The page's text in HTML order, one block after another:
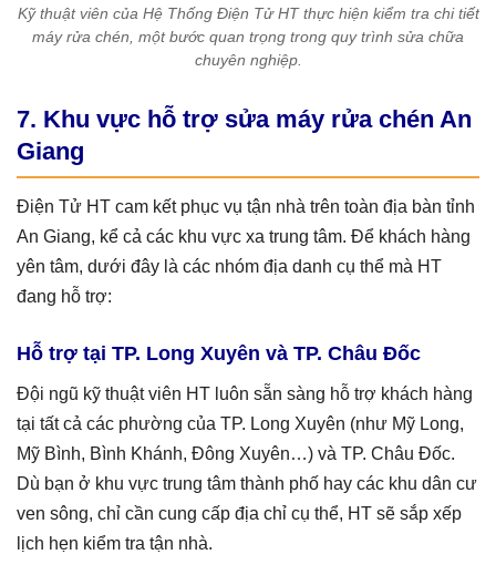
Kỹ thuật viên của Hệ Thống Điện Tử HT thực hiện kiểm tra chi tiết
máy rửa chén, một bước quan trọng trong quy trình sửa chữa
chuyên nghiệp.
7. Khu vực hỗ trợ sửa máy rửa chén An
Giang
Điện Tử HT cam kết phục vụ tận nhà trên toàn địa bàn tỉnh
An Giang, kể cả các khu vực xa trung tâm. Để khách hàng
yên tâm, dưới đây là các nhóm địa danh cụ thể mà HT
đang hỗ trợ:
Hỗ trợ tại TP. Long Xuyên và TP. Châu Đốc
Đội ngũ kỹ thuật viên HT luôn sẵn sàng hỗ trợ khách hàng
tại tất cả các phường của TP. Long Xuyên (như Mỹ Long,
Mỹ Bình, Bình Khánh, Đông Xuyên…) và TP. Châu Đốc.
Dù bạn ở khu vực trung tâm thành phố hay các khu dân cư
ven sông, chỉ cần cung cấp địa chỉ cụ thể, HT sẽ sắp xếp
lịch hẹn kiểm tra tận nhà.